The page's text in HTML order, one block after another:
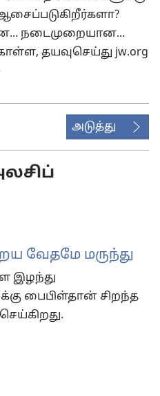
நடைமுறையான...
தயவுசெய்து jw.org
அடுத்து
வேதமே மருந்து
இழந்து
பைபிள்தான் சிறந்த